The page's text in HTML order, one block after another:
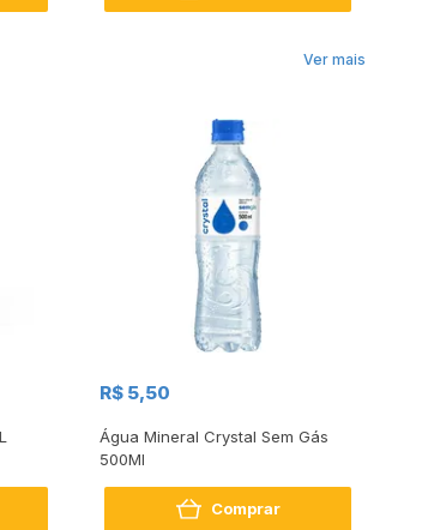
Ver mais
R$ 5,50
Água Mineral Crystal Sem Gás
500Ml
Comprar